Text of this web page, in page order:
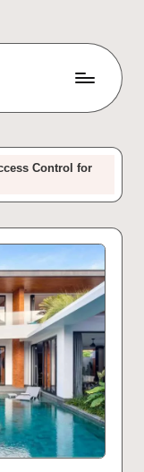
Control for
a Room in
Kewek
Tua di Jogja
Kuliah
di
Mercu
Bambu Jetis
dan Diskusi